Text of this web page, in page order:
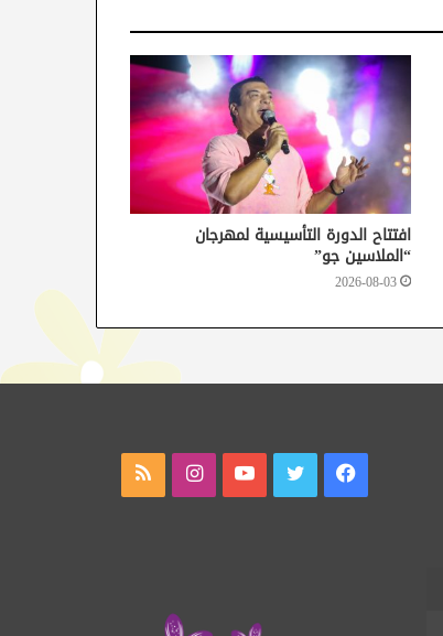
افتتاح الدورة التأسيسية لمهرجان
“الملاسين جو”
2026-08-03
فيسبوك تويتر يوتيوب انستقرام